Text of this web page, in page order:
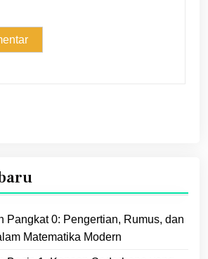
Pangkat 0: Pengertian, Rumus, dan
Matematika Modern